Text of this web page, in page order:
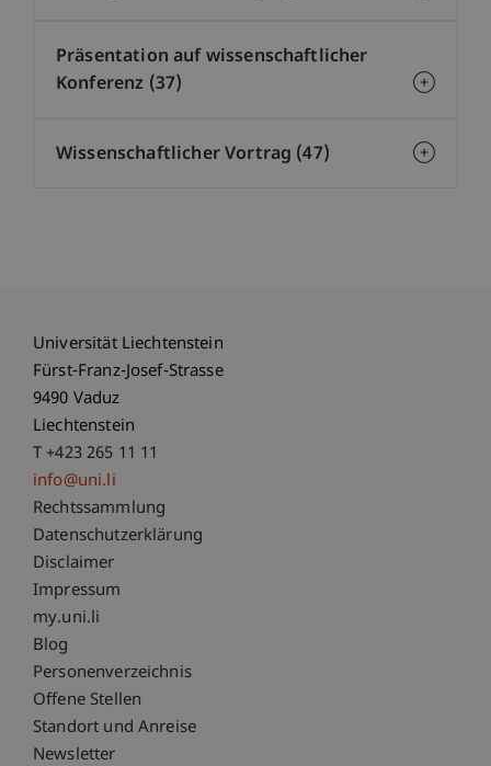
Präsentation auf wissenschaftlicher
Konferenz (37)
Wissenschaftlicher Vortrag (47)
Universität Liechtenstein
Fürst-Franz-Josef-Strasse
9490 Vaduz
Liechtenstein
T +423 265 11 11
info@uni.li
Fußzeile Rechtliche Hinweise
Rechtssammlung
Datenschutzerklärung
Disclaimer
Impressum
Fußzeile Subdomain-Verzeichnis
my.uni.li
Blog
Personenverzeichnis
Offene Stellen
Standort und Anreise
Newsletter